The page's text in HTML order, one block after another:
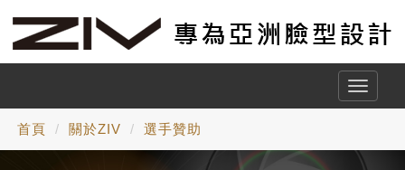
Toggle
首頁 關於ZIV 選手贊助